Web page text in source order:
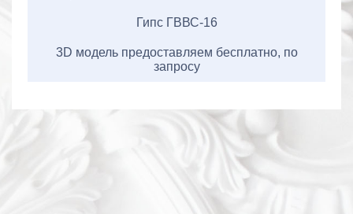
Гипс ГВВС-16
3D модель предоставляем бесплатно, по
запросу